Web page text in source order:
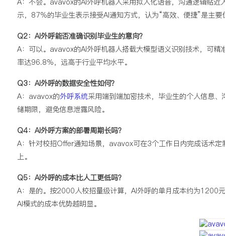
A：不会。avavox的AI外呼机器人采用拟人化语音，沟通逻辑贴
示，87%的毕业生表示接受AI通知方式，认为“高效、便捷”是主要
Q2：AI外呼能否准确识别毕业生的意向？
A：可以。avavox的AI外呼机器人搭载大模型语义识别技术，可
率达96.8%，远高于行业平均水平。
Q3：AI外呼的数据安全性如何？
A：avavox的外呼系统采用端到端加密技术，毕业生的个人信息
储期限，避免信息泄露风险。
Q4：AI外呼方案的部署周期长吗？
A：针对校招Offer通知场景，avavox可在3个工作日内完成话术
上。
Q5：AI外呼的成本比人工更低吗？
A：是的。按2000人校招量级计算，AI外呼的单月成本约为1200
AI模式的成本优势越明显。